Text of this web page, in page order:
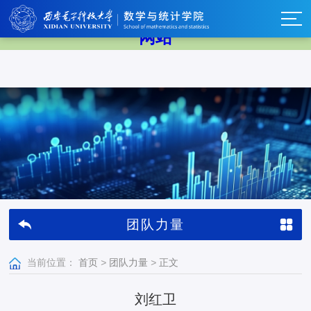
中国·BB贝博艾弗森(股份)有限公司-官方
网站
团队力量
当前位置： 首页 > 团队力量 > 正文
刘红卫